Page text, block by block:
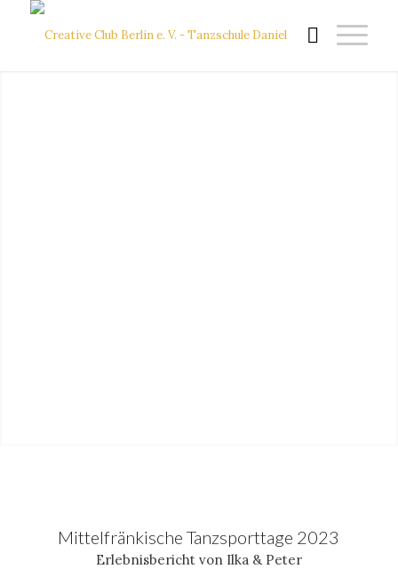
Mittelfränkische Tanzsporttage 2023
Erlebnisbericht von Ilka & Peter